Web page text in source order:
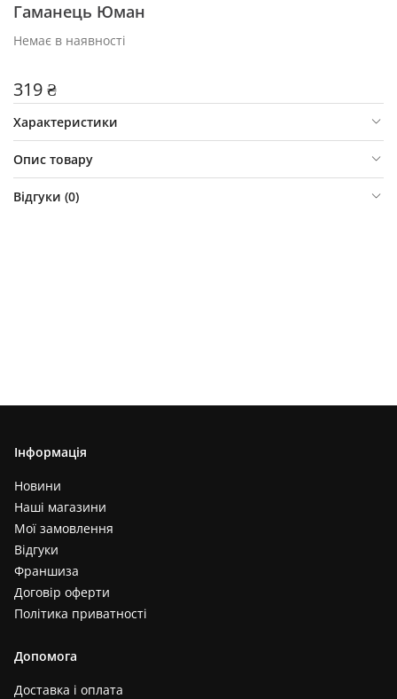
Гаманець Юман
Немає в наявності
319 ₴
Характеристики
Опис товару
Відгуки (0)
Інформація
Новини
Наші магазини
Мої замовлення
Відгуки
Франшиза
Договір оферти
Політика приватності
Допомога
Доставка і оплата